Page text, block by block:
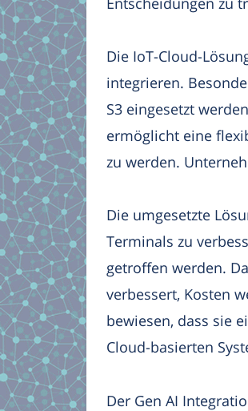
Die IoT-Cloud-
integrieren.
S3 eingesetzt
ermöglicht eine
zu werden.
Die umgesetzte
Terminals zu
getroffen werden.
verbessert, Kosten
bewiesen, dass sie
Cloud-basierten
Der Gen AI